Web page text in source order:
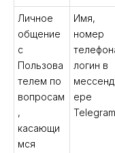
Личное
общение
с
Пользова
телем по
вопросам
,
касающи
мся
Имя,
номер
логин в
ере
Telegram